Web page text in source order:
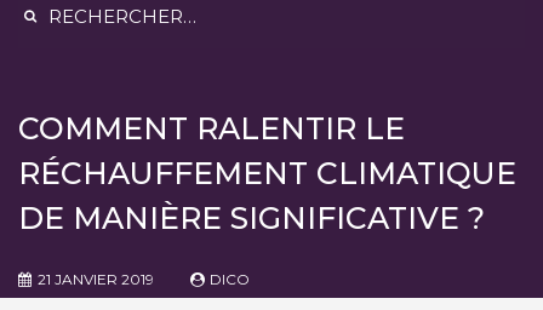
COMMENT RALENTIR LE
RÉCHAUFFEMENT CLIMATIQUE
DE MANIÈRE SIGNIFICATIVE ?
21 JANVIER 2019 DICO